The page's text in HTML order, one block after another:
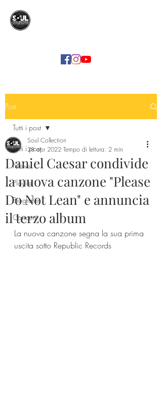
Post
Tutti i post
News
Playlist
Biografie
Concerti
Tutti i post
Daniel Caesar condivide
la nuova canzone "Please
Do Not Lean" e annuncia
il terzo album
Soul Collection
28 apr 2022 Tempo di lettura: 2 min
La nuova canzone segna la sua prima
uscita sotto Republic Records